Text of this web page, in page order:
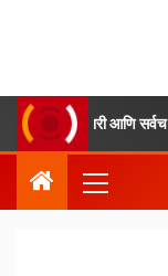
आणि सर्वच वरिष्ठ